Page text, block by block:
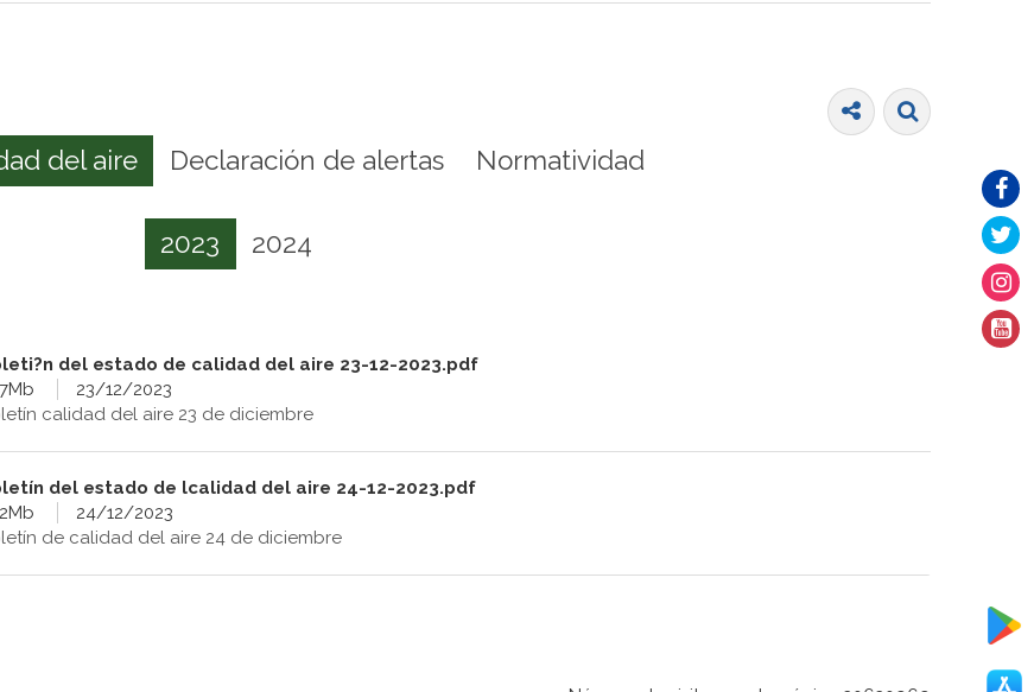
del aire Declaración de alertas Normatividad
2023 2024
del estado de calidad del aire 23-12-2023.pdf
23/12/2023
calidad del aire 23 de diciembre
del estado de lcalidad del aire 24-12-2023.pdf
24/12/2023
de calidad del aire 24 de diciembre